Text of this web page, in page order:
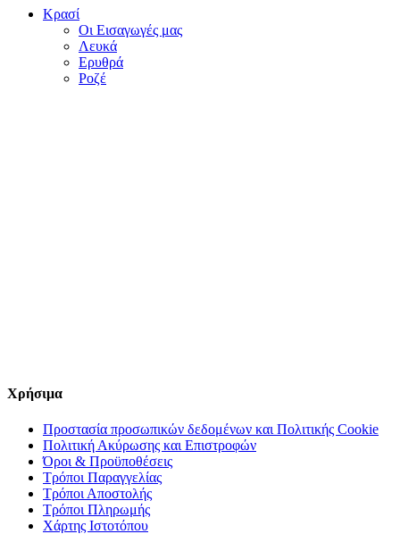
Κρασί
Οι Εισαγωγές μας
Λευκά
Ερυθρά
Ροζέ
Χρήσιμα
Προστασία προσωπικών δεδομένων και Πολιτικής Cookie
Πολιτική Ακύρωσης και Επιστροφών
Όροι & Προϋποθέσεις
Τρόποι Παραγγελίας
Τρόποι Αποστολής
Τρόποι Πληρωμής
Χάρτης Ιστοτόπου